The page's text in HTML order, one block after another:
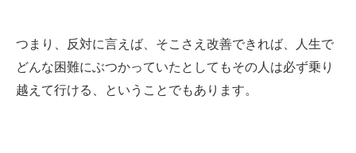
つまり、反対に言えば、そこさえ改善できれば、人生で
どんな困難にぶつかっていたとしてもその人は必ず乗り
越えて行ける、ということでもあります。